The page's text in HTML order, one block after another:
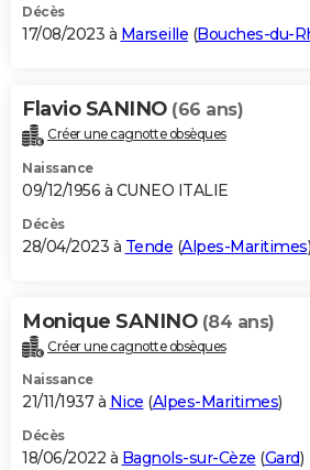
Décès
17/08/2023 à Marseille (Bouches-du-
Flavio SANINO (66 ans)
Créer une cagnotte obsèques
Naissance
09/12/1956 à CUNEO ITALIE
Décès
28/04/2023 à Tende (Alpes-Maritimes)
Monique SANINO (84 ans)
Créer une cagnotte obsèques
Naissance
21/11/1937 à Nice (Alpes-Maritimes)
Décès
18/06/2022 à Bagnols-sur-Cèze (Gard)